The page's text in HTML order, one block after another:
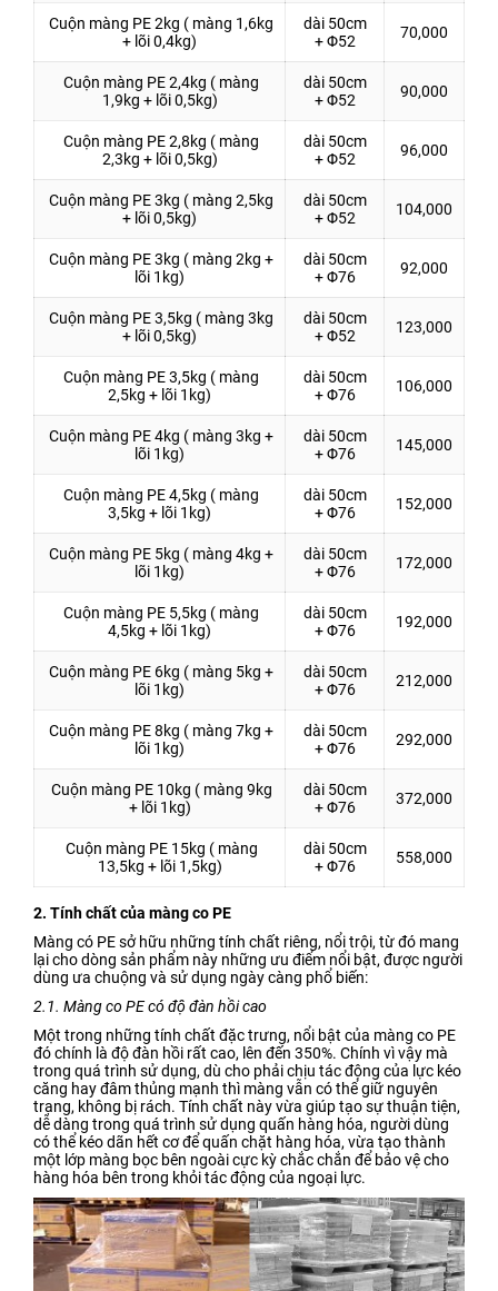
Cuộn màng PE 2kg ( màng 1,6kg
+ lõi 0,4kg)
dài 50cm
+ Φ52
70,000
Cuộn màng PE 2,4kg ( màng
1,9kg + lõi 0,5kg)
dài 50cm
+ Φ52
90,000
Cuộn màng PE 2,8kg ( màng
2,3kg + lõi 0,5kg)
dài 50cm
+ Φ52
96,000
Cuộn màng PE 3kg ( màng 2,5kg
+ lõi 0,5kg)
dài 50cm
+ Φ52
104,000
Cuộn màng PE 3kg ( màng 2kg +
lõi 1kg)
dài 50cm
+ Φ76
92,000
Cuộn màng PE 3,5kg ( màng 3kg
+ lõi 0,5kg)
dài 50cm
+ Φ52
123,000
Cuộn màng PE 3,5kg ( màng
2,5kg + lõi 1kg)
dài 50cm
+ Φ76
106,000
Cuộn màng PE 4kg ( màng 3kg +
lõi 1kg)
dài 50cm
+ Φ76
145,000
Cuộn màng PE 4,5kg ( màng
3,5kg + lõi 1kg)
dài 50cm
+ Φ76
152,000
Cuộn màng PE 5kg ( màng 4kg +
lõi 1kg)
dài 50cm
+ Φ76
172,000
Cuộn màng PE 5,5kg ( màng
4,5kg + lõi 1kg)
dài 50cm
+ Φ76
192,000
Cuộn màng PE 6kg ( màng 5kg +
lõi 1kg)
dài 50cm
+ Φ76
212,000
Cuộn màng PE 8kg ( màng 7kg +
lõi 1kg)
dài 50cm
+ Φ76
292,000
Cuộn màng PE 10kg ( màng 9kg
+ lõi 1kg)
dài 50cm
+ Φ76
372,000
Cuộn màng PE 15kg ( màng
13,5kg + lõi 1,5kg)
dài 50cm
+ Φ76
558,000
2. Tính chất của màng co PE
Màng có PE sở hữu những tính chất riêng, nổi trội, từ đó mang
lại cho dòng sản phẩm này những ưu điểm nổi bật, được người
dùng ưa chuộng và sử dụng ngày càng phổ biến:
2.1. Màng co PE có độ đàn hồi cao
Một trong những tính chất đặc trưng, nổi bật của màng co PE
đó chính là độ đàn hồi rất cao, lên đến 350%. Chính vì vậy mà
trong quá trình sử dụng, dù cho phải chịu tác động của lực kéo
căng hay đâm thủng mạnh thì màng vẫn có thể giữ nguyên
trạng, không bị rách. Tính chất này vừa giúp tạo sự thuận tiện,
dễ dàng trong quá trình sử dụng quấn hàng hóa, người dùng
có thể kéo dãn hết cơ để quấn chặt hàng hóa, vừa tạo thành
một lớp màng bọc bên ngoài cực kỳ chắc chắn để bảo vệ cho
hàng hóa bên trong khỏi tác động của ngoại lực.
TUYỂN DỤNG
TIN TỨC
ĐỐI TÁC